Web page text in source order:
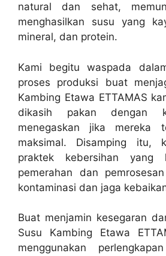
natural dan sehat,
menghasilkan susu yang
mineral, dan protein.
Kami begitu waspada
proses produksi buat
Kambing Etawa ETTAMAS
dikasih pakan dengan
menegaskan jika mereka
maksimal. Disamping itu,
praktek kebersihan yang
pemerahan dan
kontaminasi dan jaga
Buat menjamin kesegaran
Susu Kambing Etawa
menggunakan